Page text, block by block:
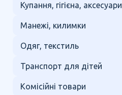
Купання, гігієна, аксесуари
Манежі, килимки
Одяг, текстиль
Транспорт для дітей
Комісійні товари